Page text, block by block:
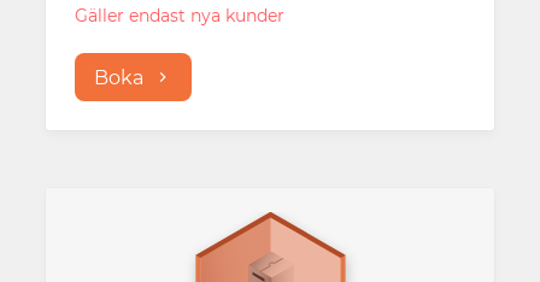
Gäller endast nya kunder
Boka